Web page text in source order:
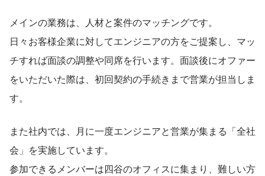
メインの業務は、人材と案件のマッチングです。
日々お客様企業に対してエンジニアの方をご提案し、マッ
チすれば面談の調整や同席を行います。面談後にオファー
をいただいた際は、初回契約の手続きまで営業が担当しま
す。
また社内では、月に一度エンジニアと営業が集まる「全社
会」を実施しています。
参加できるメンバーは四谷のオフィスに集まり、難しい方